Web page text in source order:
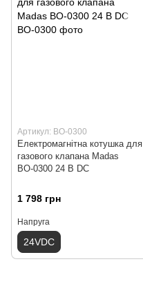
Артикул: ВО-0300
Електромагнітна котушка для
газового клапана Madas
ВО-0300 24 В DС
1 798 грн
Напруга
24VDC